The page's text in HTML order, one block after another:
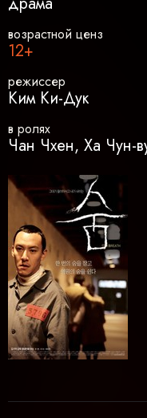
возрастной ценз
12+
режиссер
Ким Ки-Дук
в ролях
Чан Чхен, Ха Чун-